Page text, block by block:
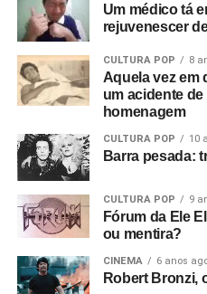
Um médico tá
rejuvenescer
CULTURA POP 8
Aquela vez em
um acidente
homenagem
CULTURA POP 10
Barra pesada:
CULTURA POP 9
Fórum da Ele
ou mentira?
CINEMA 6 anos
Robert Bronzi,